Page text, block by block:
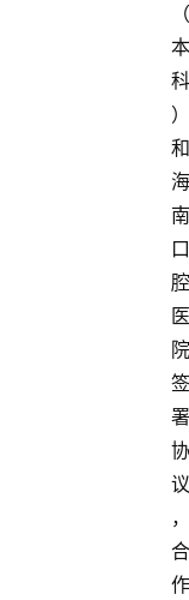
（
本
科
）
和
海
南
口
腔
医
院
签
署
协
议
，
合
作